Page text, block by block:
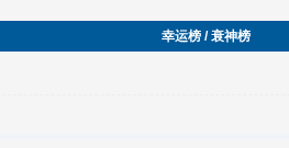
幸运榜 / 衰神榜